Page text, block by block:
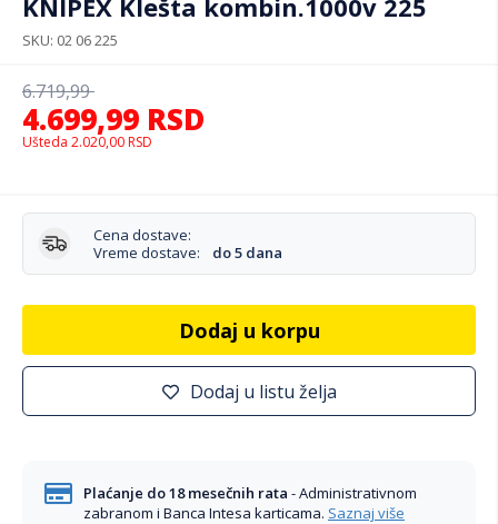
KNIPEX Klešta kombin.1000v 225
SKU 02 06 225
4.699,99 RSD
6.719,99
Ušteda 2.020,00 RSD
Cena dostave:
Vreme dostave:
do 5 dana
Dodaj u korpu
Dodaj u listu želja
Plaćanje do 18 mesečnih rata - Administrativnom
zabranom i Banca Intesa karticama. Saznaj više